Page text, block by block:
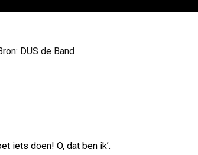
DUS de Band
iets doen! O, dat ben ik’.